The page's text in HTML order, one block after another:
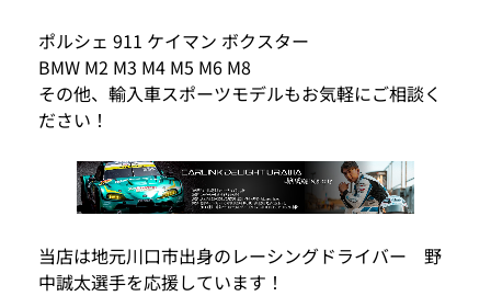
ポルシェ 911 ケイマン ボクスター
BMW M2 M3 M4 M5 M6 M8
その他、輸入車スポーツモデルもお気軽にご相談く
ださい！
当店は地元川口市出身のレーシングドライバー 野
中誠太選手を応援しています！